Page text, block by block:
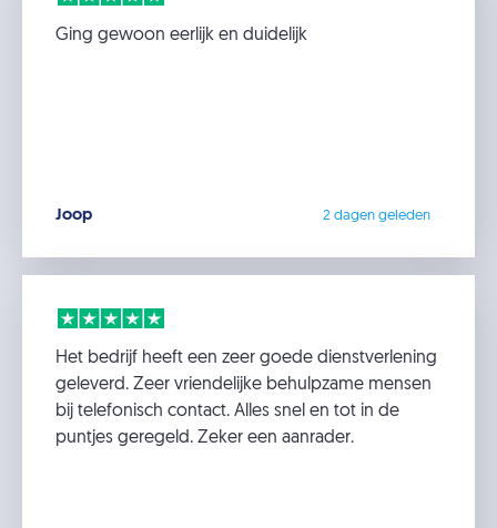
Ging gewoon eerlijk en duidelijk
Joop 2 dagen geleden
Het bedrijf heeft een zeer goede dienstverlening
geleverd. Zeer vriendelijke behulpzame mensen
bij telefonisch contact. Alles snel en tot in de
puntjes geregeld. Zeker een aanrader.